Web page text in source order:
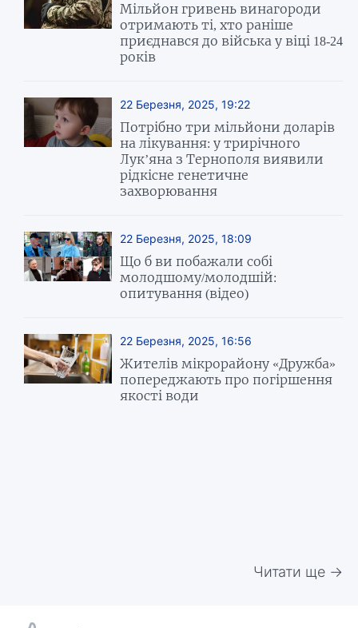
Мільйон гривень винагороди
отримають ті, хто раніше
приєднався до війська у віці 18-24
років
22 Березня, 2025, 19:22
Потрібно три мільйони доларів
на лікування: у трирічного
Лук’яна з Тернополя виявили
рідкісне генетичне
захворювання
22 Березня, 2025, 18:09
Що б ви побажали собі
молодшому/молодшій:
опитування (відео)
22 Березня, 2025, 16:56
Жителів мікрорайону «Дружба»
попереджають про погіршення
якості води
Читати ще →